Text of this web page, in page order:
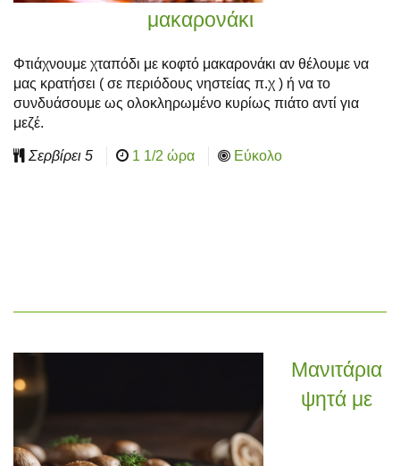
μακαρονάκι
Φτιάχνουμε χταπόδι με κοφτό μακαρονάκι αν θέλουμε να
μας κρατήσει ( σε περιόδους νηστείας π.χ ) ή να το
συνδυάσουμε ως ολοκληρωμένο κυρίως πιάτο αντί για
μεζέ.
Σερβίρει 5 1 1/2 ώρα Εύκολο
Μανιτάρια
ψητά με